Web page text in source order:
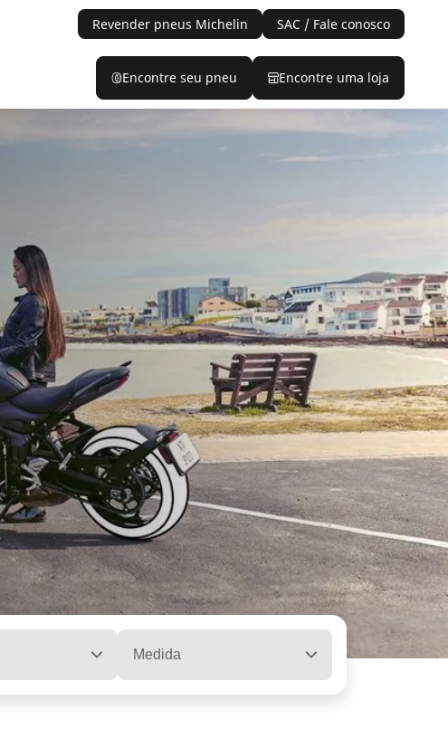
Revender pneus Michelin SAC / Fale conosco
Encontre seu pneu Encontre uma loja
Medida